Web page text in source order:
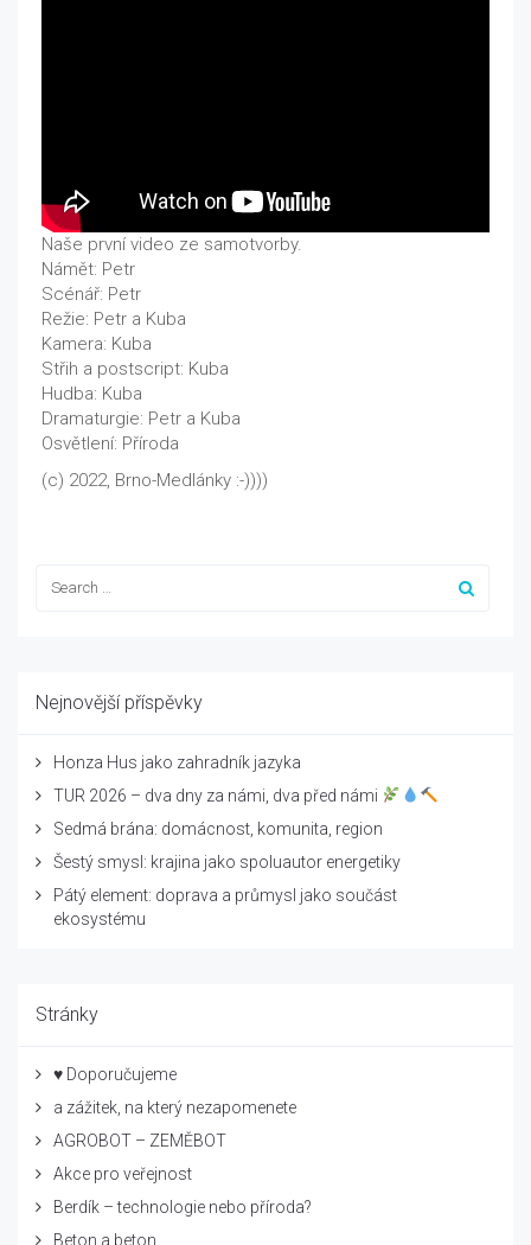
Naše první video ze samotvorby.
Námět: Petr
Scénář: Petr
Režie: Petr a Kuba
Kamera: Kuba
Střih a postscript: Kuba
Hudba: Kuba
Dramaturgie: Petr a Kuba
Osvětlení: Příroda
(c) 2022, Brno-Medlánky :-))))
Nejnovější příspěvky
Honza Hus jako zahradník jazyka
TUR 2026 – dva dny za námi, dva před námi
Sedmá brána: domácnost, komunita, region
Šestý smysl: krajina jako spoluautor energetiky
Pátý element: doprava a průmysl jako součást
ekosystému
Stránky
♥ Doporučujeme
a zážitek, na který nezapomenete
AGROBOT – ZEMĚBOT
Akce pro veřejnost
Berdík – technologie nebo příroda?
Beton a beton